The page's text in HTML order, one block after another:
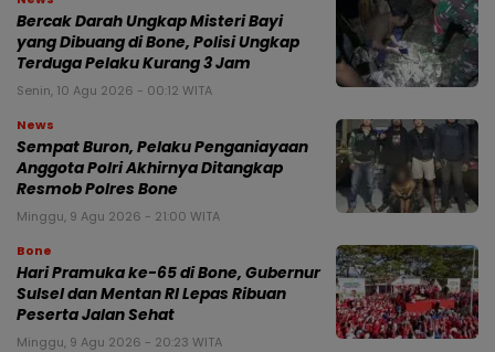
Bercak Darah Ungkap Misteri Bayi
yang Dibuang di Bone, Polisi Ungkap
Terduga Pelaku Kurang 3 Jam
Senin, 10 Agu 2026 - 00:12 WITA
News
Sempat Buron, Pelaku Penganiayaan
Anggota Polri Akhirnya Ditangkap
Resmob Polres Bone
Minggu, 9 Agu 2026 - 21:00 WITA
Bone
Hari Pramuka ke-65 di Bone, Gubernur
Sulsel dan Mentan RI Lepas Ribuan
Peserta Jalan Sehat
Minggu, 9 Agu 2026 - 20:23 WITA